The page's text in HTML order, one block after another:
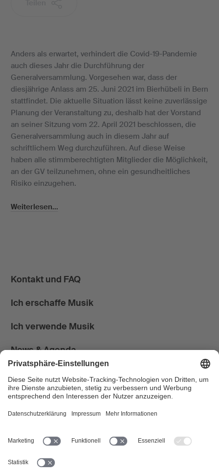
Anders als erwartet, verhindert die Covid-19-Pandemie
auch dieses Jahr die Durchführung der
Generalversammlung. Vorgesehen war, dass der
diesjährige Anlass am 25. Juni 2021 im Bierhübeli in Bern
stattfindet. Die aktuelle Situation lässt keine zuverlässige
Planung der Veranstaltung zu, deshalb hat der Vorstand
an seiner Sitzung vom 22. April 2021 beschlossen, die
Generalversammlung auch in diesem Jahr auf
schriftlichem Weg durchzuführen. Auf diese Weise
haben alle stimmberechtigten Mitglieder die Möglichkeit,
an der GV teilzunehmen, ohne ein gesundheitliches
Risiko einzugehen.
Weiterlesen...
Kontakt und FAQ
Ich erschaffe Musik
Ich verwende Musik
News & Agenda
FacebookInstagram YouTube
Blog